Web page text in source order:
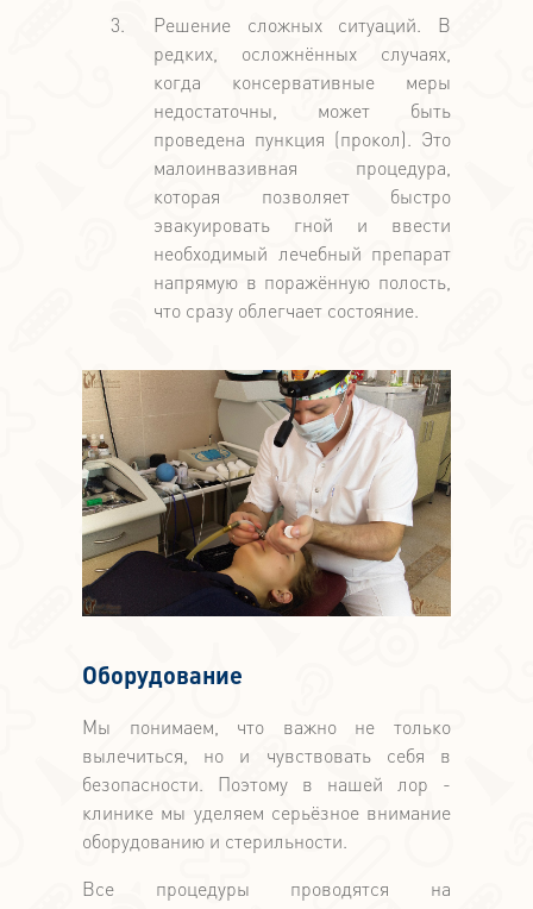
Решение сложных ситуаций. В
редких, осложнённых случаях,
когда консервативные меры
недостаточны, может быть
проведена пункция (прокол). Это
малоинвазивная процедура,
которая позволяет быстро
эвакуировать гной и ввести
необходимый лечебный препарат
напрямую в поражённую полость,
что сразу облегчает состояние.
Оборудование
Мы понимаем, что важно не только
вылечиться, но и чувствовать себя в
безопасности. Поэтому в нашей лор -
клинике мы уделяем серьёзное внимание
оборудованию и стерильности.
Все процедуры проводятся на